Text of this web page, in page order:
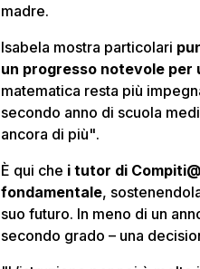
madre.
Isabela mostra particolari
un progresso notevole per
matematica resta più
secondo anno di scuola
ancora di più".
È qui che i tutor di
fondamentale,
suo futuro. In meno di un
secondo grado – una